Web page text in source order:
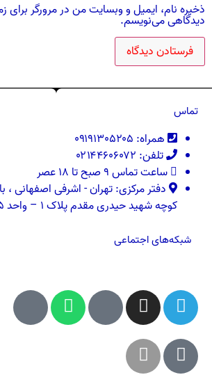
ذخیره نام، ایمیل و وبسایت من در مرورگر برای
دیدگاهی می‌نویسم.
تماس
همراه: ۰۹۱۹۱۳۰۵۲۰۵
تلفن: ۰۲۱۴۴۶۰۶۰۷۲
ساعت تماس ۹ صبح تا ۱۸ عصر
دفتر مرکزی: تهران - اشرفی اصفهانی ،
کوچه شهید حیدری مقدم پلاک ۱ – واحد ۱۵
شبکه‌های اجتماعی